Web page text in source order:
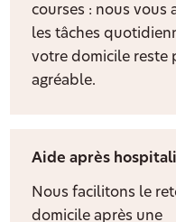
courses : nous vous
les tâches
votre domicile reste
agréable.
Aide après
Nous facilitons le
domicile après une